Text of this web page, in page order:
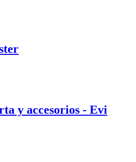
y accesorios - Evi